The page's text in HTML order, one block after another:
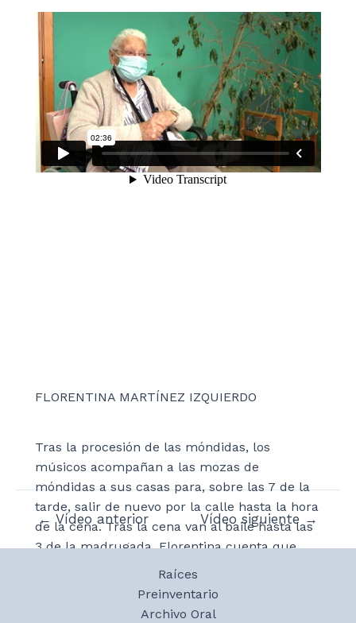
FLORENTINA MARTÍNEZ IZQUIERDO
Tras la procesión de las móndidas, los
músicos acompañan a las mozas de
móndidas a sus casas para, sobre las 7 de la
tarde, salir de nuevo por la calle hasta la hora
de la cena. Tras la cena van al baile hasta las
3 de la madrugada. Florentina cuenta que
cuando ella fue móndida tenía 30 años y que,
entonces, sólo podían ser móndidas las
jóvenes entre 18 y 30 años. Una amiga y ella
Navegación
← Vídeo anterior Vídeo siguiente →
Raíces
Preinventario
Archivo Oral